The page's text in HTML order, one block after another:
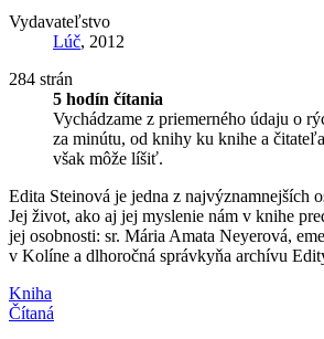
Vydavateľstvo
Lúč, 2012
284 strán
5 hodín čítania
Vychádzame z priemerného údaju o
za minútu, od knihy ku knihe a
však môže líšiť.
Edita Steinová je jedna z najvýznamnejších
Jej život, ako aj jej myslenie nám v knihe
jej osobnosti: sr. Mária Amata Neyerová,
v Kolíne a dlhoročná správkyňa archívu
Kniha
Čítaná